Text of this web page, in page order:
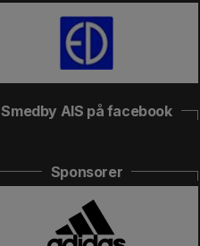
Smedby AIS på facebook
Sponsorer